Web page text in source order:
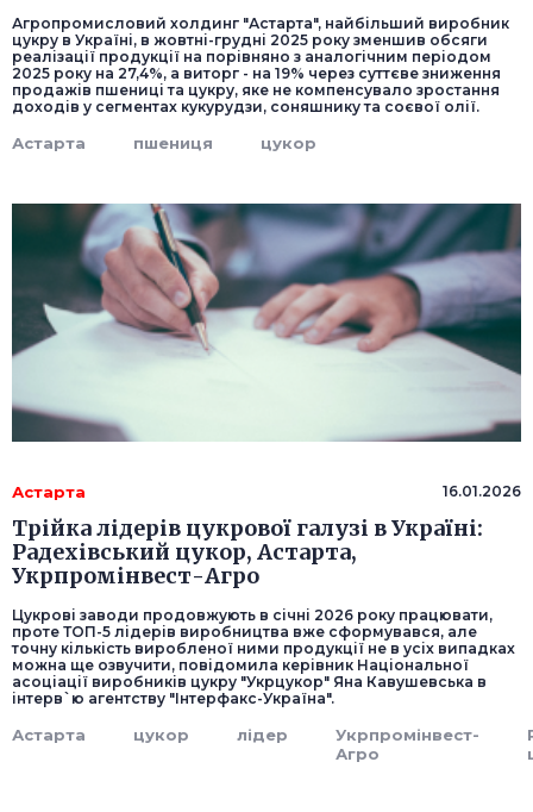
Агропромисловий холдинг "Астарта", найбільший виробник
цукру в Україні, в жовтні-грудні 2025 року зменшив обсяги
реалізації продукції на порівняно з аналогічним періодом
2025 року на 27,4%, а виторг - на 19% через суттєве зниження
продажів пшениці та цукру, яке не компенсувало зростання
доходів у сегментах кукурудзи, соняшнику та соєвої олії.
Астарта пшениця цукор
Астарта 16.01.2026
Трійка лідерів цукрової галузі в Україні:
Радехівський цукор, Астарта,
Укрпромінвест-Агро
Цукрові заводи продовжують в січні 2026 року працювати,
проте ТОП-5 лідерів виробництва вже сформувався, але
точну кількість виробленої ними продукції не в усіх випадках
можна ще озвучити, повідомила керівник Національної
асоціації виробників цукру "Укрцукор" Яна Кавушевська в
інтерв`ю агентству "Інтерфакс-Україна".
Астарта цукор лідер
Укрпромінвест-
Агро